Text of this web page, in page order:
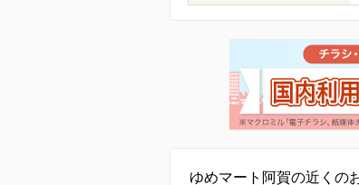
ゆめマート阿賀の近くの